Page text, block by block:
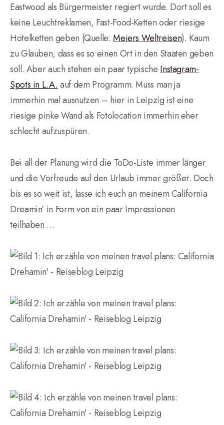
Eastwood als Bürgermeister regiert wurde. Dort soll es
keine Leuchtreklamen, Fast-Food-Ketten oder riesige
Hotelketten geben (Quelle:Meiers Weltreisen). Kaum
zu Glauben, dass es so einen Ort in den Staaten geben
soll. Aber auch stehen ein paar typische Instagram-
Spots in L.A. auf dem Programm. Muss man ja
immerhin mal ausnutzen – hier in Leipzig ist eine
riesige pinke Wand als Fotolocation immerhin eher
schlecht aufzuspüren.
Bei all der Planung wird die ToDo-Liste immer länger
und die Vorfreude auf den Urlaub immer größer. Doch
bis es so weit ist, lasse ich euch an meinem California
Dreamin’ in Form von ein paar Impressionen
teilhaben …